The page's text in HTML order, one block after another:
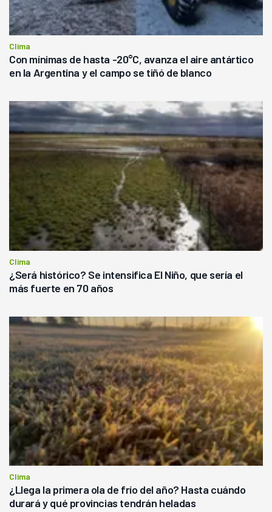
Clima
Con mínimas de hasta -20°C, avanza el aire antártico
en la Argentina y el campo se tiñó de blanco
Clima
¿Será histórico? Se intensifica El Niño, que sería el
más fuerte en 70 años
Clima
¿Llega la primera ola de frío del año? Hasta cuándo
durará y qué provincias tendrán heladas